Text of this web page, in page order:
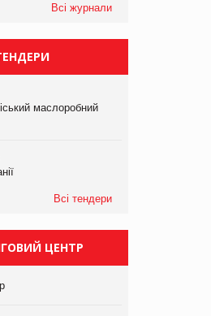
компанії «УкраМарин»
Всі журнали
маслоробний
Всі тендери
ЦЕНТР